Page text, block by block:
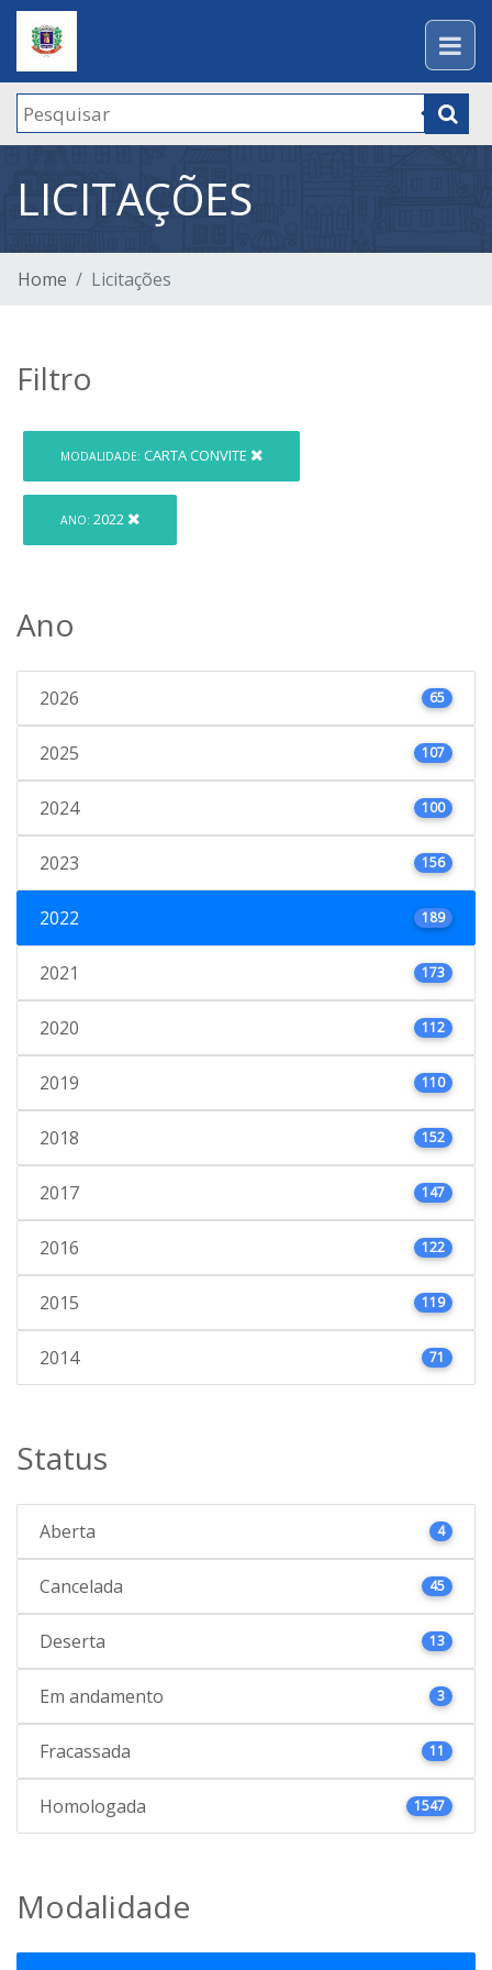
LICITAÇÕES
Home Licitações
Filtro
MODALIDADE: CARTA CONVITE
ANO: 2022
Ano
2026 65
2025 107
2024 100
2023 156
2022 189
2021 173
2020 112
2019 110
2018 152
2017 147
2016 122
2015 119
2014 71
Status
Aberta 4
Cancelada 45
Deserta 13
Em andamento 3
Fracassada 11
Homologada 1547
Modalidade